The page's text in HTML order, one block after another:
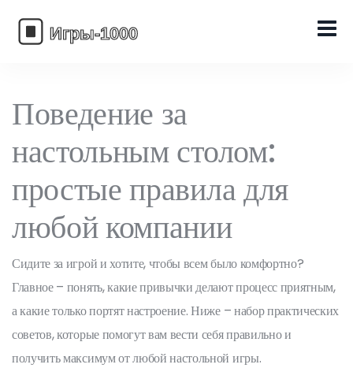
Поведение за
настольным столом:
простые правила для
любой компании
Сидите за игрой и хотите, чтобы всем было комфортно?
Главное – понять, какие привычки делают процесс приятным,
а какие только портят настроение. Ниже – набор практических
советов, которые помогут вам вести себя правильно и
получить максимум от любой настольной игры.